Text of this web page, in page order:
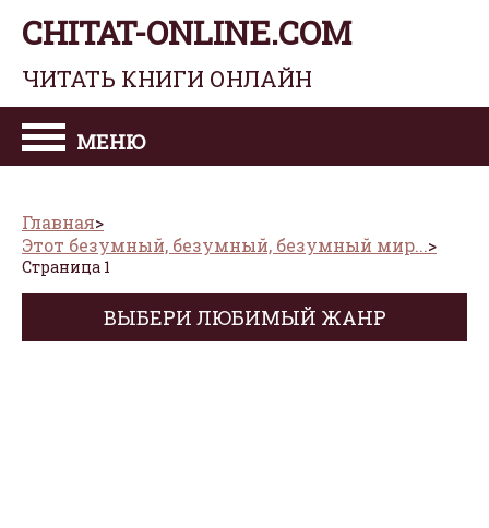
CHITAT-ONLINE.COM
ЧИТАТЬ КНИГИ ОНЛАЙН
МЕНЮ
Главная
Этот безумный, безумный, безумный мир...
Страница 1
ВЫБЕРИ ЛЮБИМЫЙ ЖАНР